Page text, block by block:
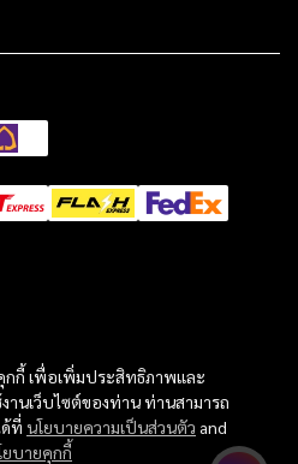
กกี้ เพื่อเพิ่มประสิทธิภาพและ
นเว็บไซต์ของท่าน ท่านสามารถ
ที่ นโยบายความเป็นส่วนตัว and
ยบายคุกกี้